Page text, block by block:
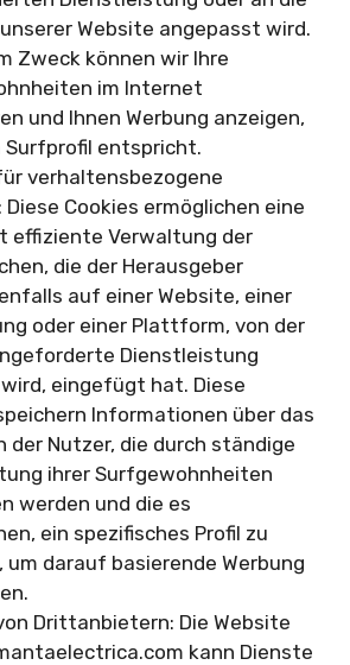
Website angepasst wird.
Zweck können wir Ihre
im Internet
und Ihnen Werbung anzeigen,
Surfprofil entspricht.
verhaltensbezogene
Diese Cookies ermöglichen eine
effiziente Verwaltung der
die der Herausgeber
auf einer Website, einer
oder einer Plattform, von der
Dienstleistung
eingefügt hat. Diese
Informationen über das
der Nutzer, die durch ständige
ihrer Surfgewohnheiten
werden und die es
ein spezifisches Profil zu
um darauf basierende Werbung
Drittanbietern: Die Website
kann Dienste